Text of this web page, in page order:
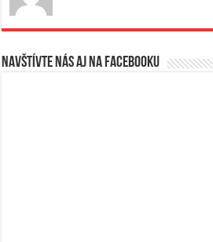
Navštívte nás aj na Facebooku